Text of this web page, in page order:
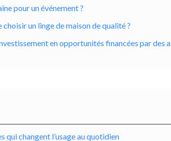
pour un événement ?
un linge de maison de qualité ?
en opportunités financées par des
qui changent l’usage au quotidien